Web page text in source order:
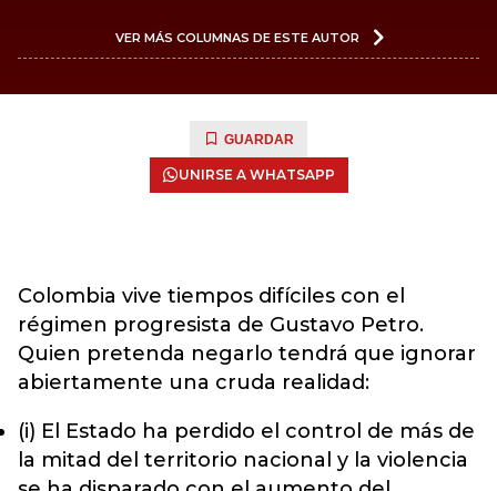
VER MÁS COLUMNAS DE ESTE AUTOR
GUARDAR
UNIRSE A WHATSAPP
Colombia vive tiempos difíciles con el
régimen progresista de Gustavo Petro.
Quien pretenda negarlo tendrá que ignorar
abiertamente una cruda realidad:
(i) El Estado ha perdido el control de más de
la mitad del territorio nacional y la violencia